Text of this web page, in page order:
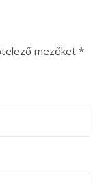
mezőket *